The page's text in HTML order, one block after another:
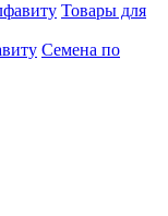
Товары для
Семена по